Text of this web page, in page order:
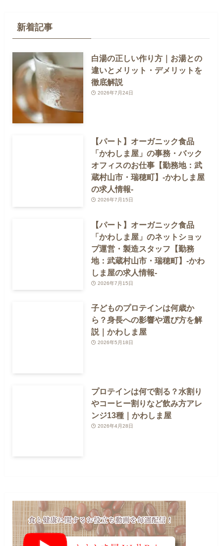
新着記事
白湯の正しい作り方｜お湯との
違いとメリット・デメリットを
徹底解説
2026年7月24日
【パート】オーガニック食品
「かわしま屋」の事務・バック
オフィスのお仕事【勤務地：武
蔵村山市・瑞穂町】-かわしま屋
の求人情報-
2026年7月15日
【パート】オーガニック食品
「かわしま屋」のネットショッ
プ運営・製造スタッフ【勤務
地：武蔵村山市・瑞穂町】-かわ
しま屋の求人情報-
2026年7月15日
子どものプロテインは何歳か
ら？身長への影響や選び方を解
説｜かわしま屋
2026年5月18日
プロテインは何で割る？水割り
やコーヒー割りなど飲み方アレ
ンジ13種｜かわしま屋
2026年4月28日